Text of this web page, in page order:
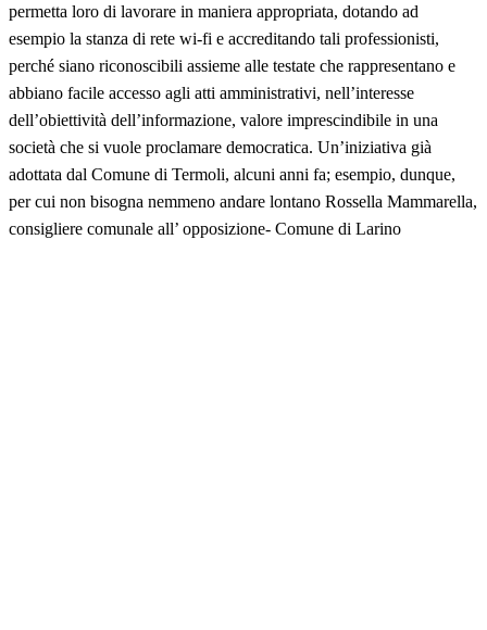
permetta loro di lavorare in maniera appropriata, dotando ad
esempio la stanza di rete wi-fi e accreditando tali professionisti,
perché siano riconoscibili assieme alle testate che rappresentano e
abbiano facile accesso agli atti amministrativi, nell’interesse
dell’obiettività dell’informazione, valore imprescindibile in una
società che si vuole proclamare democratica. Un’iniziativa già
adottata dal Comune di Termoli, alcuni anni fa; esempio, dunque,
per cui non bisogna nemmeno andare lontano Rossella Mammarella,
consigliere comunale all’ opposizione- Comune di Larino